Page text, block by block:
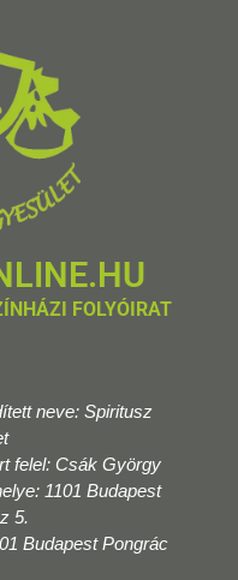
FOLYÓIRAT
neve: Spiritusz
felel: Csák György
1101 Budapest
5.
Budapest Pongrác